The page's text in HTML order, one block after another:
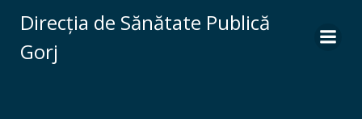
to
Direcția de Sănătate Publică
Gorj